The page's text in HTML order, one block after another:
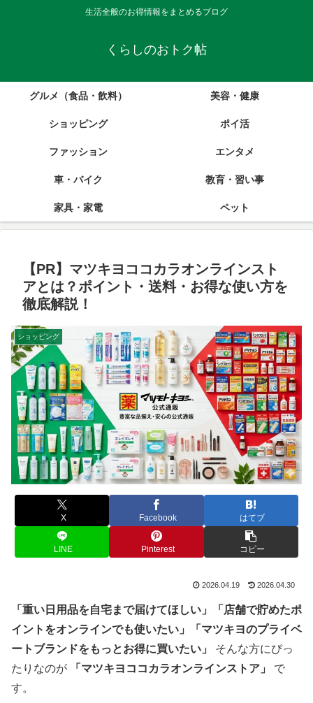
生活全般のお得情報をまとめるブログ
くらしのおトク帖
グルメ（食品・飲料） 美容・健康
ショッピング ポイ活
ファッション エンタメ
車・バイク 教育・習い事
家具・家電 ペット
【PR】マツキヨココカラオンラインスト
アとは？ポイント・送料・お得な使い方を
徹底解説！
ショッピング
X Facebook はてブ
LINE Pinterest コピー
2026.04.19 2026.04.30
「重い日用品を自宅まで届けてほしい」「店舗で貯めたポ
イントをオンラインでも使いたい」「マツキヨのプライベ
ートブランドをもっとお得に買いたい」
そんな方にぴっ
たりなのが
「マツキヨココカラオンラインストア」
で
す。